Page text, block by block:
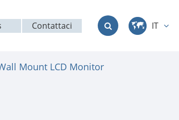
Contattaci
IT
English
Mount LCD Monitor